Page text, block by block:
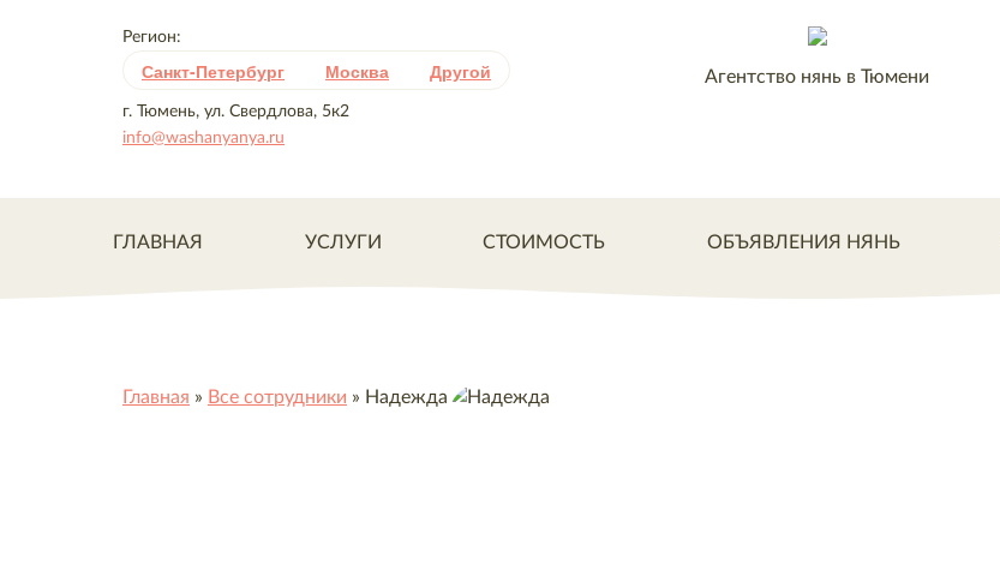
г. Тюмень, ул. Свердлова, 5к2
info@washanyanya.ru
Агентство нянь в Тюмени
Регион:
Санкт-Петербург Москва Другой
ГЛАВНАЯ УСЛУГИ СТОИМОСТЬ ОБЪЯВЛЕНИЯ НЯНЬ
Главная » Все сотрудники » Надежда